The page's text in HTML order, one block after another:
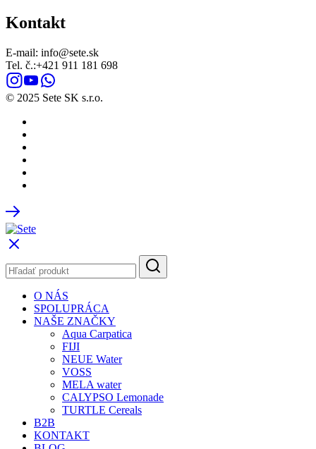
Kontakt
E-mail: info@sete.sk
Tel. č.:+421 911 181 698
© 2025 Sete SK s.r.o.
O NÁS
SPOLUPRÁCA
NAŠE ZNAČKY
Aqua Carpatica
FIJI
NEUE Water
VOSS
MELA water
CALYPSO Lemonade
TURTLE Cereals
B2B
KONTAKT